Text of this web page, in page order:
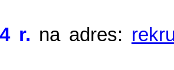
r. na adres: